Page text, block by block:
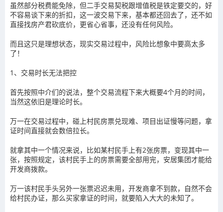
虽然部分税费能免除，但二手交易契税跟增值税是铁定要交的，好
不容易谈下来的折扣，这一波交易下来，基本都还回去了，还不如
直接找房产君砍底价，更省心省事，还没有任何风险。
而且这只是理想状态，现实交易过程中，风险比想象中要高太多
了！
1、交易时长无法把控
首先按照中介们的说法，整个交易流程下来大概要4个月的时间，
当然这依旧是理论时长。
万一在交易过程中，碰上村民房票兑现难、项目出证慢等问题，拿
证时间直接就会数倍拉长。
就拿其中一个情况来说，比如某村民手上有2张房票，变现其中一
张，按照规定，该村民手上的房票需要全部用完，安居集团才能给
开发商拨款。
万一该村民手头另外一张票迟迟未用，开发商拿不到款，自然不会
给村民办证，那么买家拿证的时间，就要陷入大大的未知了。